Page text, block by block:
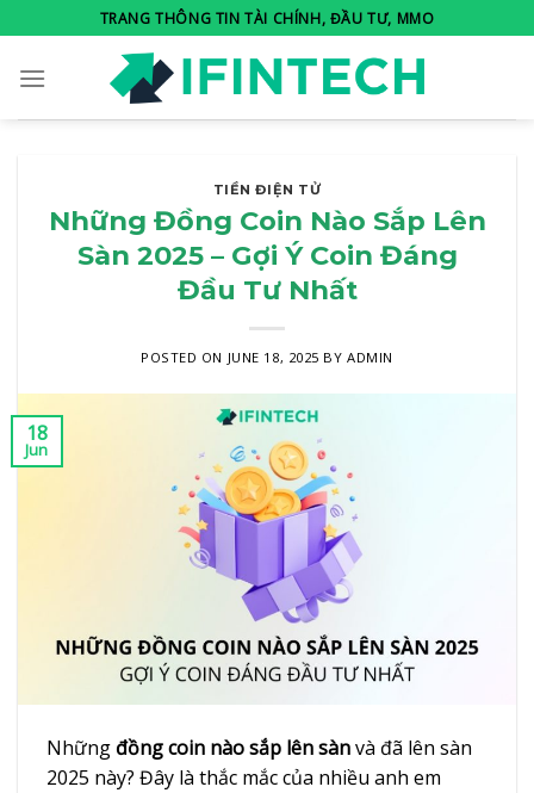
to
content
TRANG THÔNG TIN TÀI CHÍNH, ĐẦU TƯ, MMO
TIỀN ĐIỆN TỬ
Những Đồng Coin Nào Sắp Lên
Sàn 2025 – Gợi Ý Coin Đáng
Đầu Tư Nhất
POSTED ON JUNE 18, 2025 BYADMIN
18
Jun
Nhữngđồng coin nào sắp lên sànvà đã lên sàn
2025 này? Đây là thắc mắc của nhiều anh em